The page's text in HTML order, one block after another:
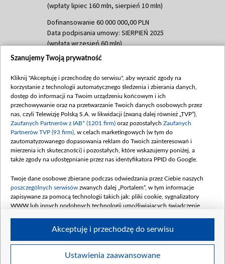
(wpłaty lipiec 160 mln, sierpień 10 mln)
Dofinansowanie 60 000 000,00 PLN
Data podpisania umowy: SIERPIEŃ 2025
(wpłata wrzesień 60 mln)
Dofinansowanie 635 783 051,21 PLN
(wpłata wrzesień 100 mln, październik 350
mln, listopad 265 mln)
Dofinansowanie 48 862 000,00 PLN
Data podpisania umowy: GRUDZIEŃ 2025
(wpłata grudzień 60,548 mln)
Dofinansowanie 900 000 000,00 PLN
Data podpisania umowy: LUTY 2026 (wpłata
kwiecień 180 mln, 7 maja 180 mln, 8
czerwca 90 mln)
Dofinansowanie 250 000 000,00 PLN
4 sierpnia 250 mln
Szanujemy Twoją prywatność
Kliknij "Akceptuję i przechodzę do serwisu", aby wyrazić zgody na
korzystanie z technologii automatycznego śledzenia i zbierania danych,
dostęp do informacji na Twoim urządzeniu końcowym i ich
przechowywanie oraz na przetwarzanie Twoich danych osobowych przez
nas, czyli Telewizję Polską S.A. w likwidacji (zwaną dalej również „TVP”),
Zaufanych Partnerów z IAB* (1201 firm) oraz pozostałych Zaufanych
Partnerów TVP (93 firm) , w celach marketingowych (w tym do
zautomatyzowanego dopasowania reklam do Twoich zainteresowań i
mierzenia ich skuteczności) i pozostałych, które wskazujemy poniżej, a
także zgody na udostępnianie przez nas identyfikatora PPID do Google.
Twoje dane osobowe zbierane podczas odwiedzania przez Ciebie naszych
poszczególnych serwisów zwanych dalej „Portalem”, w tym informacje
zapisywane za pomocą technologii takich jak: pliki cookie, sygnalizatory
WWW lub innych podobnych technologii umożliwiających świadczenie
Twoje dane osobowe zbierane podczas odwiedzania przez Ciebie
Ustawienia zaawansowane
Akceptuję i przechodzę do serwisu